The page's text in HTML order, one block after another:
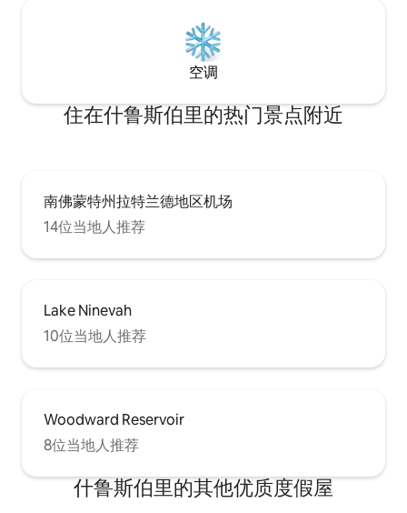
空调
住在什鲁斯伯里的热门景点附近
南佛蒙特州拉特兰德地区机场
14位当地人推荐
Lake Ninevah
10位当地人推荐
Woodward Reservoir
8位当地人推荐
什鲁斯伯里的其他优质度假屋